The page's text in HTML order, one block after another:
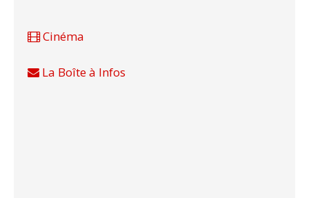
Cinéma
La Boîte à Infos